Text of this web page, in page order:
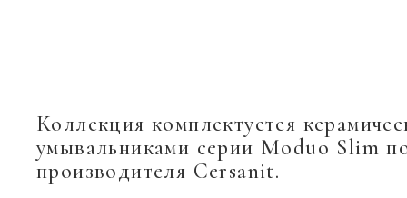
Коллекция комплектуется
умывальниками серии Moduo Slim
производителя Cersanit.